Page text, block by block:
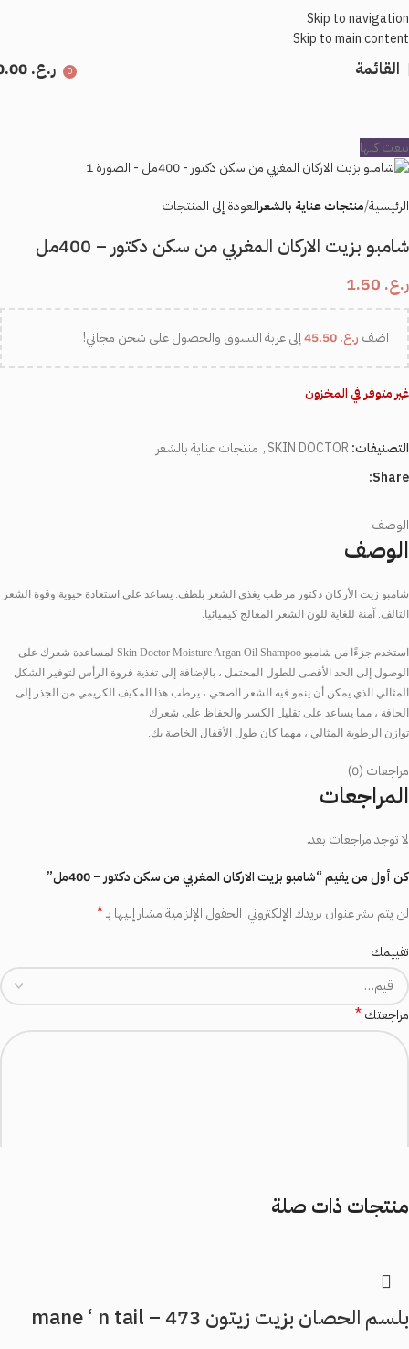
Skip to navigation
Skip to main content
القائمة 0 ر.ع.
بيعت كلها
الرئيسية منتجات عناية بالشعرالعودة إلى المنتجات
شامبو بزيت الاركان المغربي من سكن دكتور – 400مل
ر.ع.
اضف ر.ع. إلى عربة التسوق والحصول على شحن مجاني!
غير متوفر في المخزون
التصنيفات: SKIN DOCTOR
, منتجات عناية بالشعر
Share:
الوصف
الوصف
شامبو زيت الأركان دكتور مرطب يغذي الشعر بلطف. يساعد على استعادة حيوية وقوة الشعر
التالف. آمنة للغاية للون الشعر المعالج كيميائيا.
استخدم جزءًا من شامبو لمساعدة شعرك على
الوصول إلى الحد الأقصى للطول المحتمل ، بالإضافة إلى تغذية فروة الرأس لتوفير
الشكل
المثالي الذي يمكن أن ينمو فيه الشعر الصحي ، يرطب هذا المكيف الكريمي من الجذر
إلى
الحافة ، مما يساعد على تقليل الكسر والحفاظ على شعرك
توازن الرطوبة المثالي ، مهما كان طول الأقفال الخاصة بك.
مراجعات (0)
المراجعات
لا توجد مراجعات بعد.
كن أول من يقيم “شامبو بزيت الاركان المغربي من سكن دكتور – 400مل”
لن يتم نشر عنوان بريدك الإلكتروني. الحقول الإلزامية مشار إليها بـ*
تقييمك
مراجعتك*
البريد الإلكتروني*
منتجات ذات صلة
بلسم الحصان بزيت زيتون 473 – mane ‘ n tail